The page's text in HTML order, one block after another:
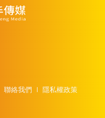
聯絡我們
隱私權政策